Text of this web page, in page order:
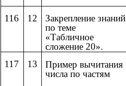
116 12
Закрепление знаний
по теме
«Табличное
сложение 20».
117
13
Пример вычитания
числа по частям